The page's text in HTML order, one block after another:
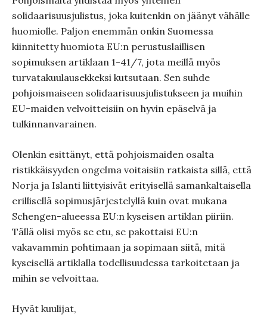
solidaarisuusjulistus, joka kuitenkin on jäänyt vähälle
huomiolle. Paljon enemmän onkin Suomessa
kiinnitetty huomiota EU:n perustuslaillisen
sopimuksen artiklaan 1-41/7, jota meillä myös
turvatakuulausekkeksi kutsutaan. Sen suhde
pohjoismaiseen solidaarisuusjulistukseen ja muihin
EU-maiden velvoitteisiin on hyvin epäselvä ja
tulkinnanvarainen.
Olenkin esittänyt, että pohjoismaiden osalta
ristikkäisyyden ongelma voitaisiin ratkaista sillä, että
Norja ja Islanti liittyisivät erityisellä samankaltaisella
erillisellä sopimusjärjestelyllä kuin ovat mukana
Schengen-alueessa EU:n kyseisen artiklan piiriin.
Tällä olisi myös se etu, se pakottaisi EU:n
vakavammin pohtimaan ja sopimaan siitä, mitä
kyseisellä artiklalla todellisuudessa tarkoitetaan ja
mihin se velvoittaa.
Hyvät kuulijat,